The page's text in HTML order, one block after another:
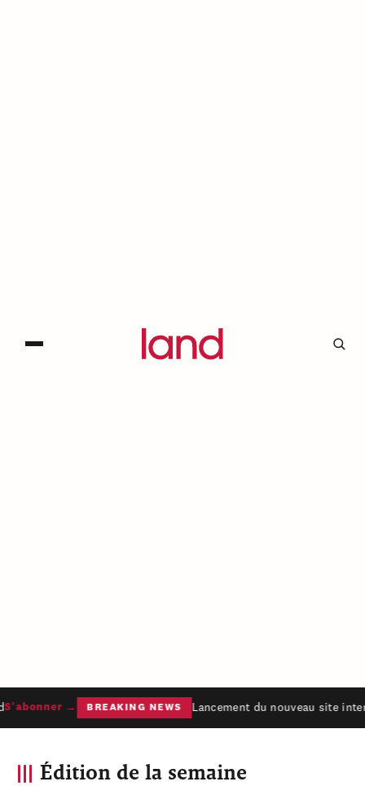
→ BREAKING NEWS Lancement du nouveau site
Édition de la semaine